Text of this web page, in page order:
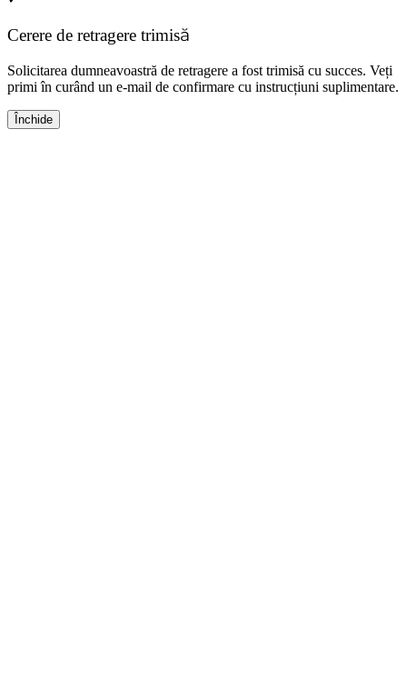
Cerere de retragere trimisă
Solicitarea dumneavoastră de retragere a fost trimisă cu succes. Veți
primi în curând un e-mail de confirmare cu instrucțiuni suplimentare.
Închide